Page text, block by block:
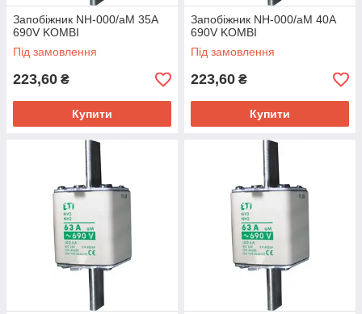
Запобіжник NH-000/aM 35A
690V KOMBI
Під замовлення
223,60 ₴
Купити
Запобіжник NH-000/aM 40A
690V KOMBI
Під замовлення
223,60 ₴
Купити